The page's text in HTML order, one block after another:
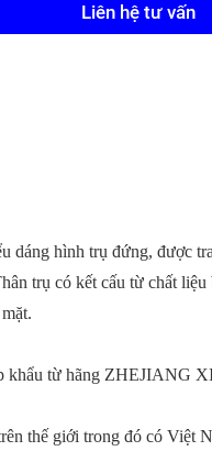
Liên hệ tư vấn
dáng hình trụ đứng, được
trụ có kết cấu từ chất
khẩu từ hãng ZHEJIANG
thế giới trong đó có Việt